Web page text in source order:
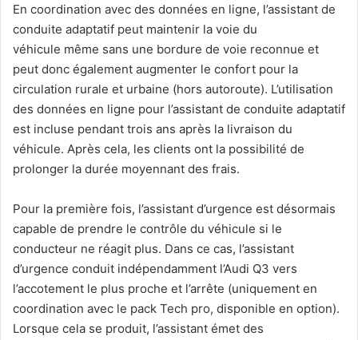
En coordination avec des données en ligne, l’assistant de
conduite adaptatif peut maintenir la voie du
véhicule même sans une bordure de voie reconnue et
peut donc également augmenter le confort pour la
circulation rurale et urbaine (hors autoroute). L’utilisation
des données en ligne pour l’assistant de conduite adaptatif
est incluse pendant trois ans après la livraison du
véhicule. Après cela, les clients ont la possibilité de
prolonger la durée moyennant des frais.
Pour la première fois, l’assistant d’urgence est désormais
capable de prendre le contrôle du véhicule si le
conducteur ne réagit plus. Dans ce cas, l’assistant
d’urgence conduit indépendamment l’Audi Q3 vers
l’accotement le plus proche et l’arrête (uniquement en
coordination avec le pack Tech pro, disponible en option).
Lorsque cela se produit, l’assistant émet des